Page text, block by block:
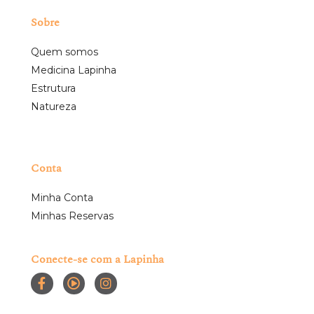
Sobre
Quem somos
Medicina Lapinha
Estrutura
Natureza
Conta
Minha Conta
Minhas Reservas
Conecte-se com a Lapinha